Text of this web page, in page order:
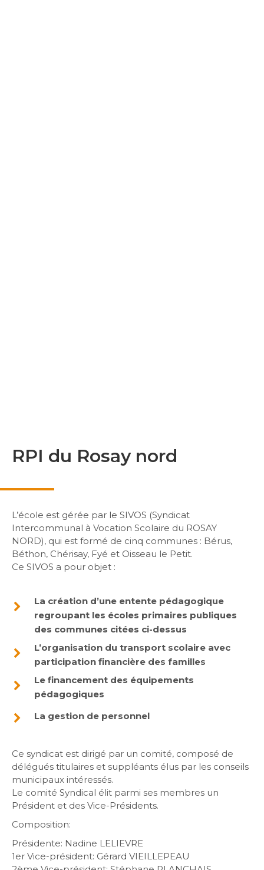
RPI du Rosay nord
L’école est gérée par le SIVOS (Syndicat
Intercommunal à Vocation Scolaire du ROSAY
NORD), qui est formé de cinq communes : Bérus,
Béthon, Chérisay, Fyé et Oisseau le Petit.
Ce SIVOS a pour objet :
La création d’une entente pédagogique
regroupant les écoles primaires publiques
des communes citées ci-dessus
L’organisation du transport scolaire avec
participation financière des familles
Le financement des équipements
pédagogiques
La gestion de personnel
Ce syndicat est dirigé par un comité, composé de
délégués titulaires et suppléants élus par les conseils
municipaux intéressés.
Le comité Syndical élit parmi ses membres un
Président et des Vice-Présidents.
Composition:
Présidente: Nadine LELIEVRE
1er Vice-président: Gérard VIEILLEPEAU